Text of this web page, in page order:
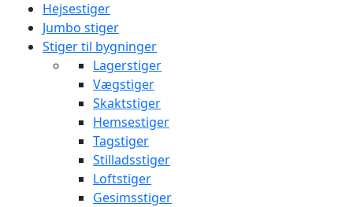
Hejsestiger
Jumbo stiger
Stiger til bygninger
Lagerstiger
Vægstiger
Skaktstiger
Hemsestiger
Tagstiger
Stilladsstiger
Loftstiger
Gesimsstiger